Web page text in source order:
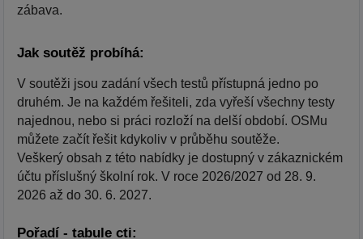
zábava.
Jak soutěž probíhá:
V soutěži jsou zadání všech testů přístupná jedno po
druhém. Je na každém řešiteli, zda vyřeší všechny testy
najednou, nebo si práci rozloží na delší období. OSMu
můžete začít řešit kdykoliv v průběhu soutěže.
Veškerý obsah z této nabídky je dostupný v zákaznickém
účtu příslušný školní rok. V roce 2026/2027 od 28. 9.
2026 až do 30. 6. 2027.
Pořadí - tabule cti: